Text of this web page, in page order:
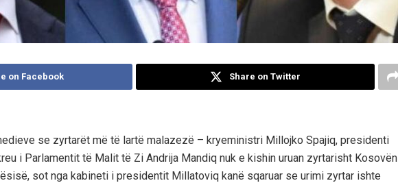
on Facebook Share on Twitter
se zyrtarët më të lartë malazezë – kryeministri Millojko Spajiq, presidenti
i Parlamentit të Malit të Zi Andrija Mandiq nuk e kishin uruan zyrtarisht Kosovën
sot nga kabineti i presidentit Millatoviq kanë sqaruar se urimi zyrtar ishte